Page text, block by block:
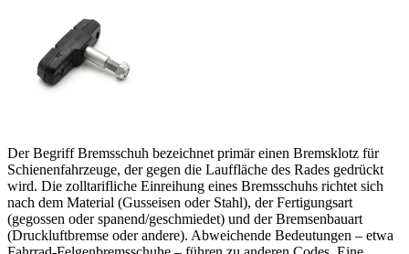
Der Begriff Bremsschuh bezeichnet primär einen Bremsklotz für
Schienenfahrzeuge, der gegen die Lauffläche des Rades gedrückt
wird. Die zolltarifliche Einreihung eines Bremsschuhs richtet sich
nach dem Material (Gusseisen oder Stahl), der Fertigungsart
(gegossen oder spanend/geschmiedet) und der Bremsenbauart
(Druckluftbremse oder andere). Abweichende Bedeutungen – etwa